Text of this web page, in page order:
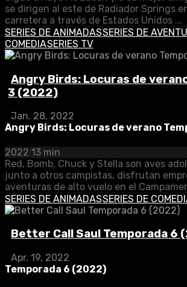
se dirigen al este de Radiador Springs
carretera a través de Estados Unidos ...
SERIES DE ANIMADASSERIES DE
COMEDIASERIES TV
Angry Birds: Locuras de
3 (2022)
Jan. 28, 2022
Angry Birds: Locuras de verano
2022 13 min
Red, Bomb, Chuck y Stella son aves
junto a otros campistas, disfrutan
aventuras de alto vuelo en el
SERIES DE ANIMADASSERIES DE
Better Call Saul Temporada 6
Apr. 19, 2022
Temporada 6 (2022)